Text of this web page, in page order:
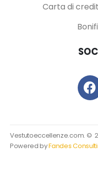
Carta di
Vestutoeccellenze.com. ©
Powered byFandes